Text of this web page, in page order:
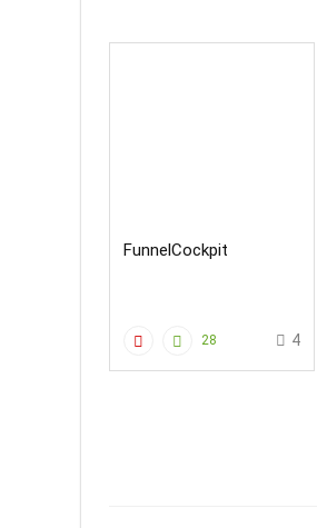
FunnelCockpit
28 4